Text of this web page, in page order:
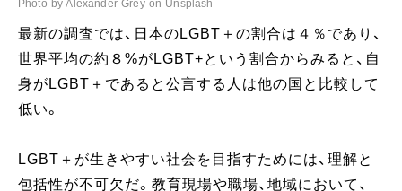
Photo by Alexander Grey on Unsplash
最新の調査では、日本のLGBT＋の割合は４％であり、
世界平均の約８%がLGBT+という割合からみると、自
身がLGBT＋であると公言する人は他の国と比較して
低い。
LGBT＋が生きやすい社会を目指すためには、理解と
包括性が不可欠だ。教育現場や職場、地域において、